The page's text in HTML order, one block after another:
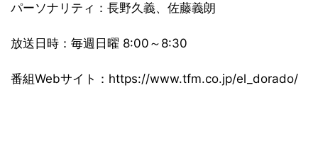
パーソナリティ：長野久義、佐藤義朗
放送日時：毎週日曜 8:00～8:30
番組Webサイト：https://www.tfm.co.jp/el_dorado/